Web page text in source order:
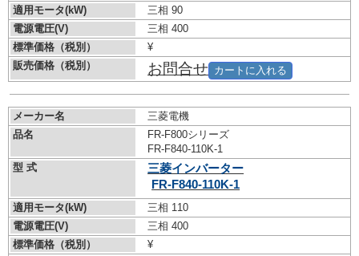
適用モータ(kW)
三相 90
電源電圧(V)
三相 400
標準価格（税別）
¥
販売価格（税別）
お問合せ カートに入れる
メーカー名
三菱電機
品名
FR-F800シリーズ
FR-F840-110K-1
型 式
三菱インバーター
FR-F840-110K-1
適用モータ(kW)
三相 110
電源電圧(V)
三相 400
標準価格（税別）
¥